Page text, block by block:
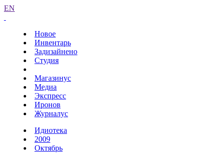
EN
Новое
Инвентарь
Задизайнено
Студия
Магазинус
Медиа
Экспресс
Иронов
Журналус
Идиотека
2009
Октябрь